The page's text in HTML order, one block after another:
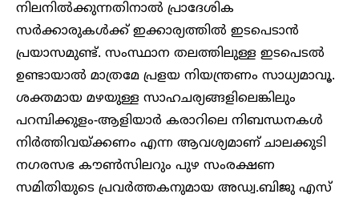
നിലനിൽക്കുന്നതിനാൽ പ്രാദേശിക
സർക്കാരുകൾക്ക് ഇക്കാര്യത്തിൽ ഇടപെടാൻ
പ്രയാസമുണ്ട്. സംസ്ഥാന തലത്തിലുള്ള ഇടപെടൽ
ഉണ്ടായാൽ മാത്രമേ പ്രളയ നിയന്ത്രണം സാധ്യമാവൂ.
ശക്തമായ മഴയുള്ള സാഹചര്യങ്ങളിലെങ്കിലും
പറമ്പിക്കുളം-ആളിയാർ കരാറിലെ നിബന്ധനകൾ
നിർത്തിവയ്ക്കണം എന്ന ആവശ്യമാണ് ചാലക്കുടി
നഗരസഭ കൗൺസിലറും പുഴ സംരക്ഷണ
സമിതിയുടെ പ്രവർത്തകനുമായ അഡ്വ.ബിജു എസ്‌